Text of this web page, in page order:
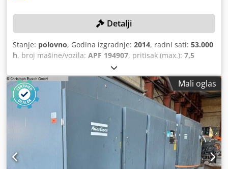
Detalji
Stanje: polovno, Godina izgradnje: 2014, radni sati: 53.000
h, broj mašine/vozila: APF 194907, pritisak (max.): 7,5
, maksimalna brzina okretanja:
Mali oglas